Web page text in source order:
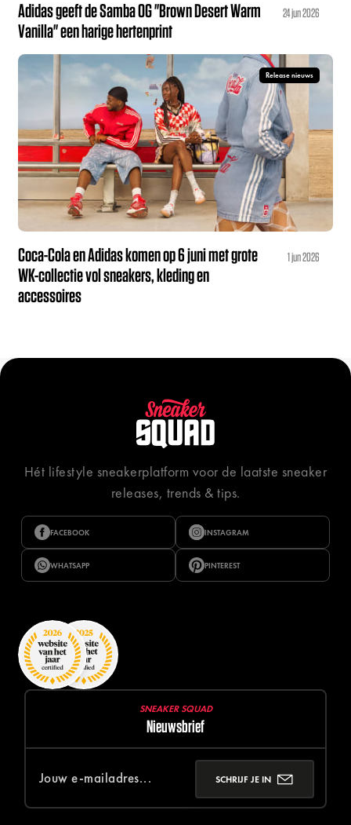
Adidas geeft de Samba OG "Brown Desert Warm
Vanilla" een harige hertenprint
24 jun 2026
Release nieuws
Coca-Cola en Adidas komen op 6 juni met grote
WK-collectie vol sneakers, kleding en
accessoires
1 jun 2026
Hét lifestyle sneakerplatform voor de laatste sneaker
releases, trends & tips.
FACEBOOK INSTAGRAM
WHATSAPP PINTEREST
SNEAKER SQUAD
Nieuwsbrief
SCHRIJF JE IN